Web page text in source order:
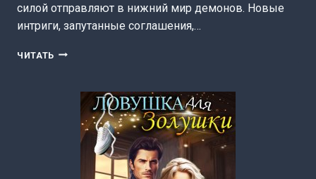
силой отправляют в нижний мир демонов. Новые
интриги, запутанные соглашения,…
ЧИТАТЬ ИЗМЕНА.
ДРАКОН
ТЕРМИ)